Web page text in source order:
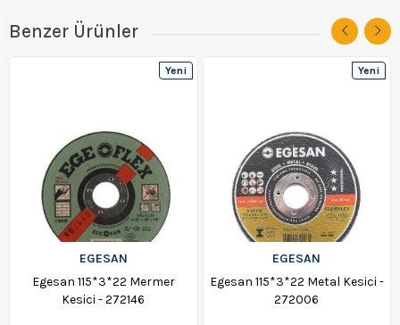
Benzer Ürünler
EGESAN
Egesan 115*3*22 Mermer
Kesici - 272146
Yeni
EGESAN
Egesan 115*3*22 Metal Kesici -
272006
Yeni